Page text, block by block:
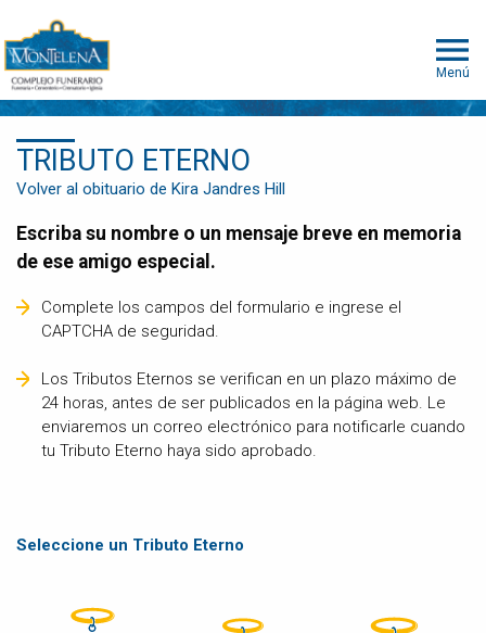
Menú
TRIBUTO ETERNO
Volver al obituario de Kira Jandres Hill
Escriba su nombre o un mensaje breve en memoria
de ese amigo especial.
Complete los campos del formulario e ingrese el
CAPTCHA de seguridad.
Los Tributos Eternos se verifican en un plazo máximo de
24 horas, antes de ser publicados en la página web. Le
enviaremos un correo electrónico para notificarle cuando
tu Tributo Eterno haya sido aprobado.
Seleccione un Tributo Eterno